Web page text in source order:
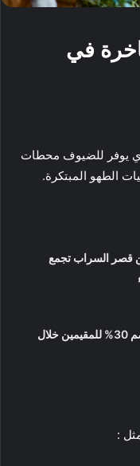
في
يوفر للضيوف محطات
الطهو المبتكرة.
قصر السراب تجمع
اللوفر أبوظبي يقدم خصم 30% للمقيمين خلال
: